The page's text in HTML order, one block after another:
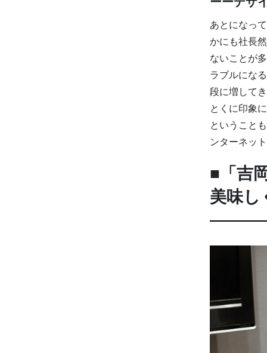
あとになっ
かにも社長
ないことが
ラブルにな
段に増して
とくに印象
ということ
ンターネッ
■「吉
美味し